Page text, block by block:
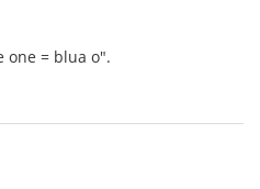
one = blua o".